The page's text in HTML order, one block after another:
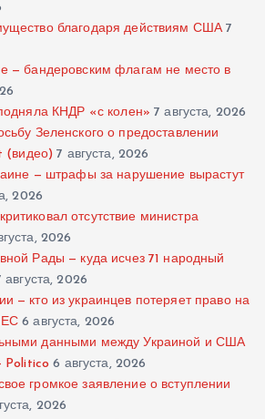
благодаря действиям США 7
— бандеровским флагам не место в
КНДР «с колен» 7 августа, 2026
Зеленского о предоставлении
(видео) 7 августа, 2026
— штрафы за нарушение вырастут
2026
отсутствие министра
2026
Рады — куда исчез 71 народный
августа, 2026
— кто из украинцев потеряет право на
ЕС 6 августа, 2026
данными между Украиной и США
Politico 6 августа, 2026
громкое заявление о вступлении
2026